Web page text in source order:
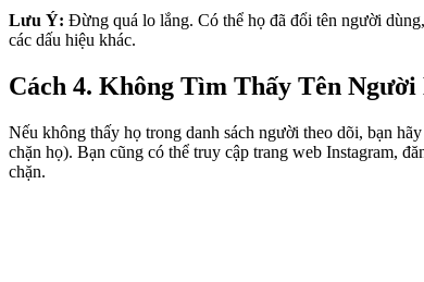
Lưu Ý: Đừng quá lo lắng. Có thể họ đã đổi tên người
các dấu hiệu khác.
Cách 4. Không Tìm Thấy Tên Người
Nếu không thấy họ trong danh sách người theo dõi, bạn
chặn họ). Bạn cũng có thể truy cập trang web Instagram,
chặn.